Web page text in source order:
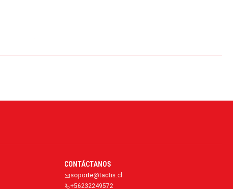
CONTÁCTANOS
soporte@tactis.cl
+56232249572